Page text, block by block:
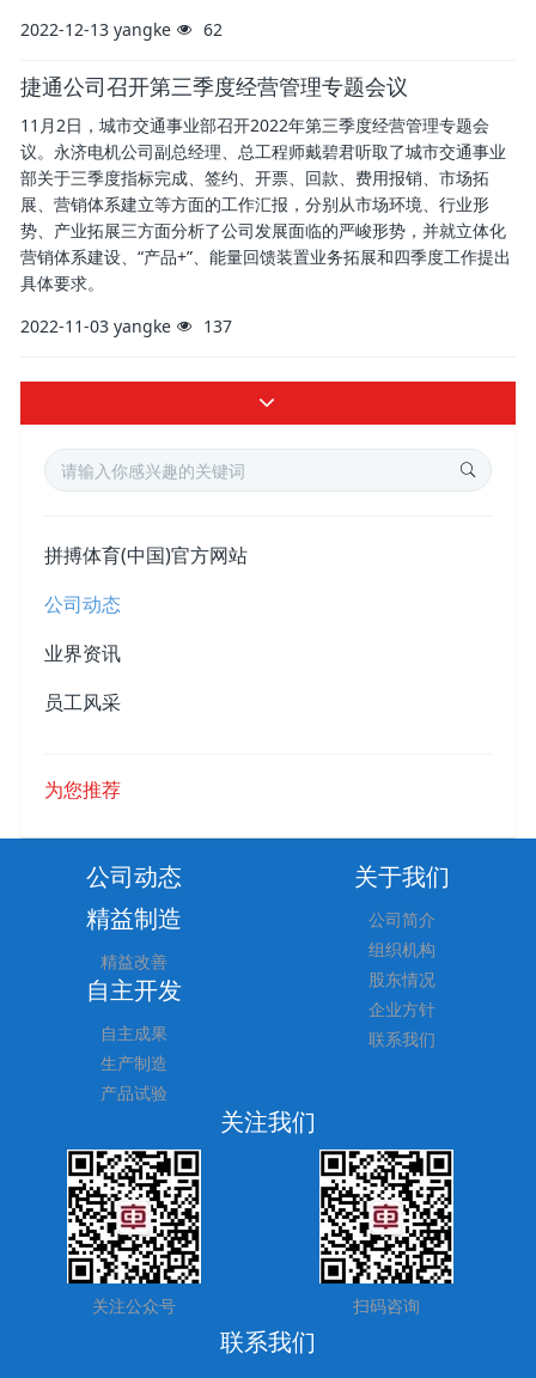
2022-12-13 yangke 62
捷通公司召开第三季度经营管理专题会议
11月2日，城市交通事业部召开2022年第三季度经营管理专题会
议。永济电机公司副总经理、总工程师戴碧君听取了城市交通事业
部关于三季度指标完成、签约、开票、回款、费用报销、市场拓
展、营销体系建立等方面的工作汇报，分别从市场环境、行业形
势、产业拓展三方面分析了公司发展面临的严峻形势，并就立体化
营销体系建设、“产品+”、能量回馈装置业务拓展和四季度工作提出
具体要求。
2022-11-03 yangke 137
拼搏体育(中国)官方网站
公司动态
业界资讯
员工风采
为您推荐
公司动态 关于我们
公司简介
组织机构
股东情况
企业方针
联系我们
精益制造
精益改善
自主开发
自主成果
生产制造
产品试验
关注我们
关注公众号 扫码咨询
联系我们